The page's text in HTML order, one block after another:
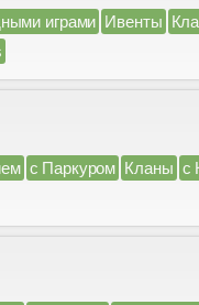
играми Ивенты
с Паркуром Кланы с